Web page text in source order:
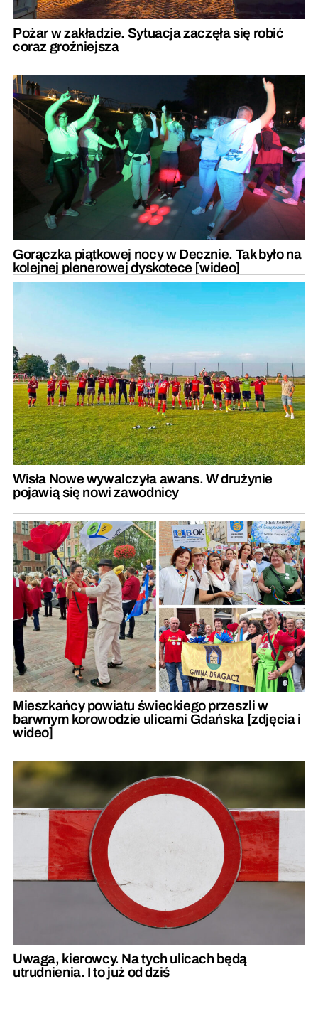
Pożar w zakładzie. Sytuacja zaczęła się robić
coraz groźniejsza
Gorączka piątkowej nocy w Decznie. Tak było na
kolejnej plenerowej dyskotece [wideo]
Wisła Nowe wywalczyła awans. W drużynie
pojawią się nowi zawodnicy
Mieszkańcy powiatu świeckiego przeszli w
barwnym korowodzie ulicami Gdańska [zdjęcia i
wideo]
Uwaga, kierowcy. Na tych ulicach będą
utrudnienia. I to już od dziś